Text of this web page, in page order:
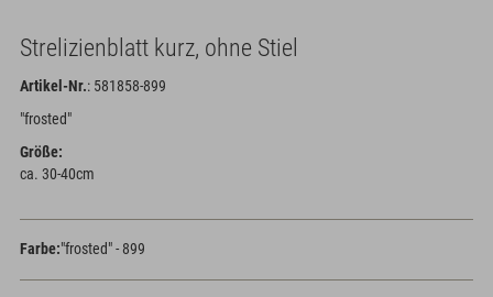
Strelizienblatt kurz, ohne Stiel
Artikel-Nr.: 581858-899
"frosted"
Größe:
ca. 30-40cm
Farbe:"frosted" - 899